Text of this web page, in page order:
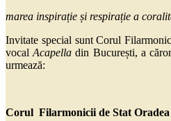
marea inspirație și respirație a
Invitate special sunt Corul
vocalAcapella din București, a
urmează:
Corul Filarmonicii de Stat Oradea